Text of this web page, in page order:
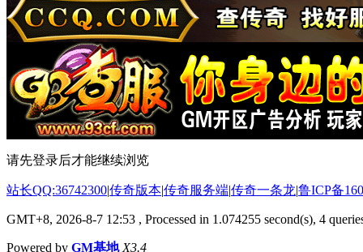
请先登录后才能继续浏览
站长QQ:36742300|传奇版本|传奇服务端|传奇一条龙|鲁ICP备
GMT+8, 2026-8-7 12:53 , Processed in 1.074255 second(s), 4
Powered by GM基地 X3.4